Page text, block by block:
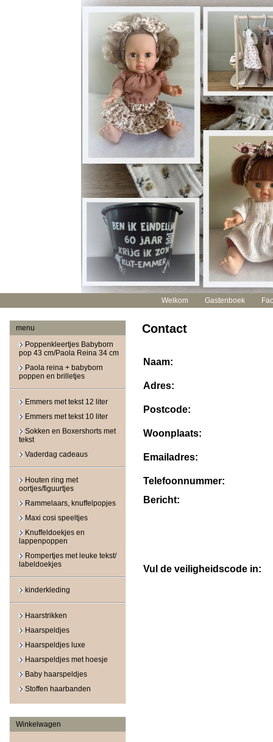
Welkom Gastenboek
menu
Poppenkleertjes Babyborn
pop 43 cm/Paola Reina 34 cm
Paola reina + babyborn
poppen en brilletjes
Emmers met tekst 12 liter
Emmers met tekst 10 liter
Sokken en Boxershorts met
tekst
Vaderdag cadeaus
Houten ring met
oortjes/figuurtjes
Rammelaars, knuffelpopjes
Maxi cosi speeltjes
Knuffeldoekjes en
lappenpoppen
Rompertjes met leuke tekst/
labeldoekjes
kinderkleding
Haarstrikken
Haarspeldjes
Haarspeldjes luxe
Haarspeldjes met hoesje
Baby haarspeldjes
Stoffen haarbanden
Winkelwagen
Contact
Naam:
Adres:
Postcode:
Woonplaats:
Emailadres:
Telefoonnummer:
Bericht:
Vul de veiligheidscode in: